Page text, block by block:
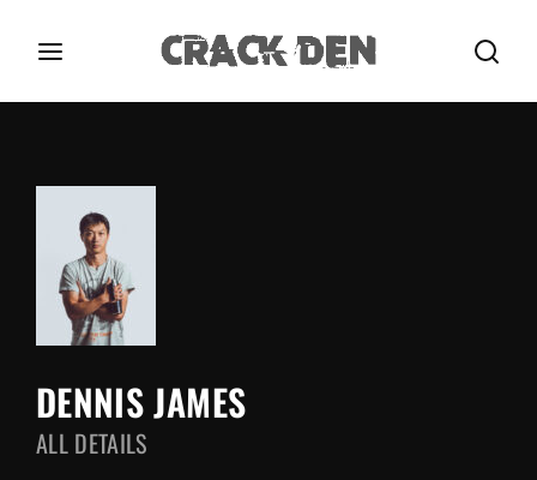
DENNIS JAMES
ALL DETAILS
Press Enter / Return to begin your search or hit
Password